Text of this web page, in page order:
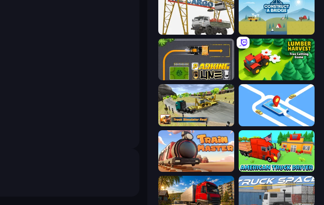
The Cargo Construct a Bridge
Parking Line Lumber Harvest: Tree Cutting Game
Truck Simulator Real Drive Taxi
Train Master American Truck Driver